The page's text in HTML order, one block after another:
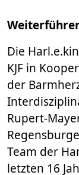
Die
KJF in
der
Rupert-
Team der
letzten 16